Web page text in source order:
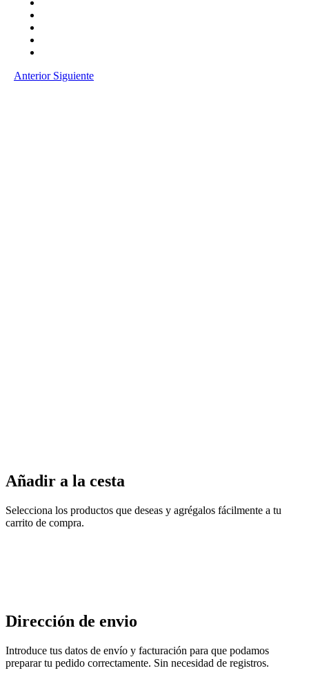
Anterior Siguiente
Añadir a la cesta
Selecciona los productos que deseas y agrégalos fácilmente a tu
carrito de compra.
Dirección de envio
Introduce tus datos de envío y facturación para que podamos
preparar tu pedido correctamente. Sin necesidad de registros.